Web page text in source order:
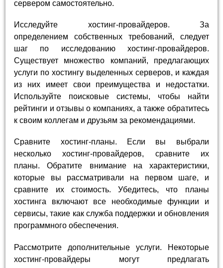
сервером самостоятельно.
Исследуйте хостинг-провайдеров. За
определением собственных требований, следует
шаг по исследованию хостинг-провайдеров.
Существует множество компаний, предлагающих
услуги по хостингу выделенных серверов, и каждая
из них имеет свои преимущества и недостатки.
Используйте поисковые системы, чтобы найти
рейтинги и отзывы о компаниях, а также обратитесь
к своим коллегам и друзьям за рекомендациями.
Сравните хостинг-планы. Если вы выбрали
несколько хостинг-провайдеров, сравните их
планы. Обратите внимание на характеристики,
которые вы рассматривали на первом шаге, и
сравните их стоимость. Убедитесь, что планы
хостинга включают все необходимые функции и
сервисы, такие как служба поддержки и обновления
программного обеспечения.
Рассмотрите дополнительные услуги. Некоторые
хостинг-провайдеры могут предлагать